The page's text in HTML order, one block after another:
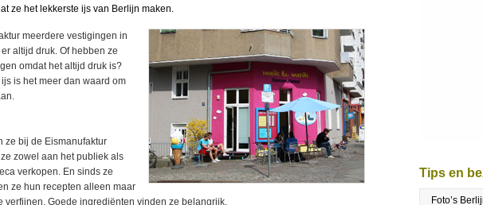
ze het lekkerste ijs van Berlijn maken.
meerdere vestigingen in
altijd druk. Of hebben ze
omdat het altijd druk is?
is het meer dan waard om
ze bij de Eismanufaktur
zowel aan het publiek als
verkopen. En sinds ze
ze hun recepten alleen maar
verfijnen. Goede ingrediënten vinden ze belangrijk.
Tips en
Foto’s